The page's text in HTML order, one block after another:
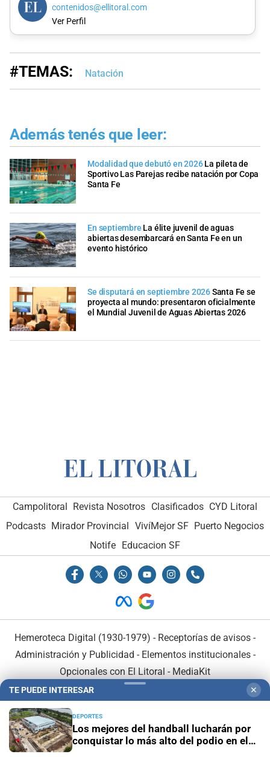
contenidos@ellitoral.com
Ver Perfil
#TEMAS: Natación
Además tenés que leer:
Modalidad que debutó en 2026 La pileta de
Sportivo Las Parejas recibe natación por Copa
Santa Fe
En septiembre La élite juvenil de aguas
abiertas desembarcará en Santa Fe en un
evento histórico
Se disputará en septiembre 2026Santa Fe se
proyecta al mundo: presentaron oficialmente
el Mundial Juvenil de Aguas Abiertas 2026
Campolitoral Revista Nosotros Clasificados CYD Litoral
Podcasts Mirador Provincial VivíMejor SF Puerto Negocios
Notife Educacion SF
Hemeroteca Digital (1930-1979) - Receptorías de avisos -
Administración y Publicidad - Elementos institucionales-
Opcionales con El Litoral - MediaKit
TE PUEDE INTERESAR ✕
DEPORTES
Los mejores del handball lucharán por
conquistar lo más alto del podio en el